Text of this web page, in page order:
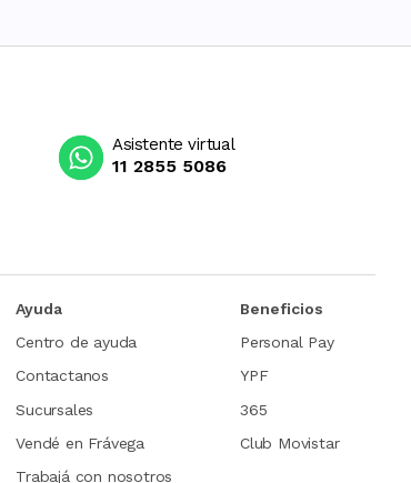
Asistente virtual
11 2855 5086
Ayuda
Centro de ayuda
Contactanos
Sucursales
Vendé en Frávega
Trabajá con nosotros
Beneficios
Personal Pay
YPF
365
Club Movistar